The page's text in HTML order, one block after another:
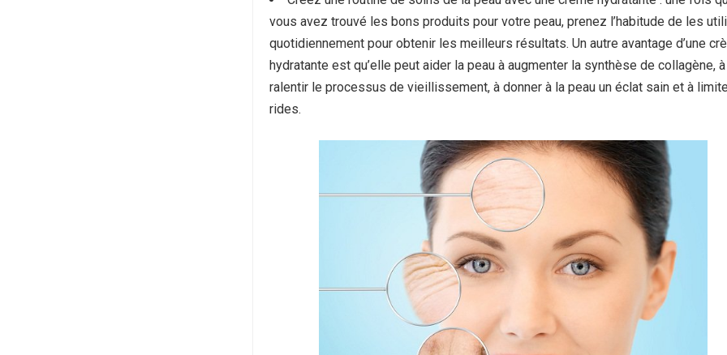
vous avez trouvé les bons produits pour votre peau, prenez l’habitude de les
quotidiennement pour obtenir les meilleurs résultats. Un autre avantage d’une
hydratante est qu’elle peut aider la peau à augmenter la synthèse de collagène, à
ralentir le processus de vieillissement, à donner à la peau un éclat sain et à
rides.